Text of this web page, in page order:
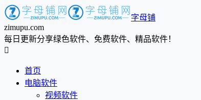
字母铺
zimupu.com
每日更新分享绿色软件、免费软件、精品软件！

首页
电脑软件
视频软件